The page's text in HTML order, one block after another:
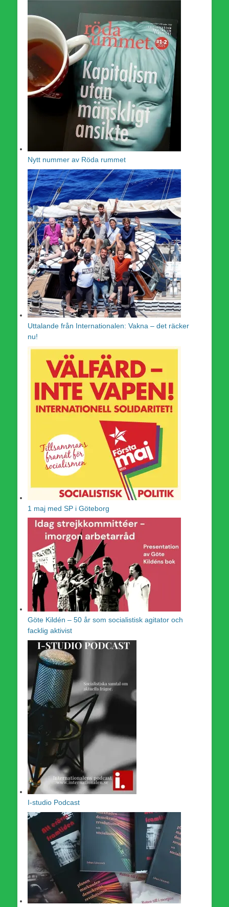
Nytt nummer av Röda rummet
Uttalande från Internationalen: Vakna – det räcker
nu!
1 maj med SP i Göteborg
Göte Kildén – 50 år som socialistisk agitator och
facklig aktivist
I-studio Podcast